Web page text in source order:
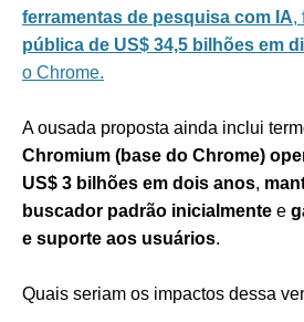
ferramentas de pesquisa com IA,
pública de US$ 34,5 bilhões em
o Chrome.
A ousada proposta ainda inclui
Chromium (base do Chrome)
US$ 3 bilhões em dois anos,
buscador padrão inicialmente e
e suporte aos usuários.
Quais seriam os impactos dessa